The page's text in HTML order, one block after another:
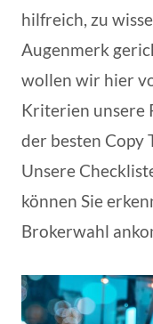
hilfreich, zu
Augenmerk
wollen wir hier
Kriterien unsere
der besten Copy
Unsere
können Sie
Brokerwahl